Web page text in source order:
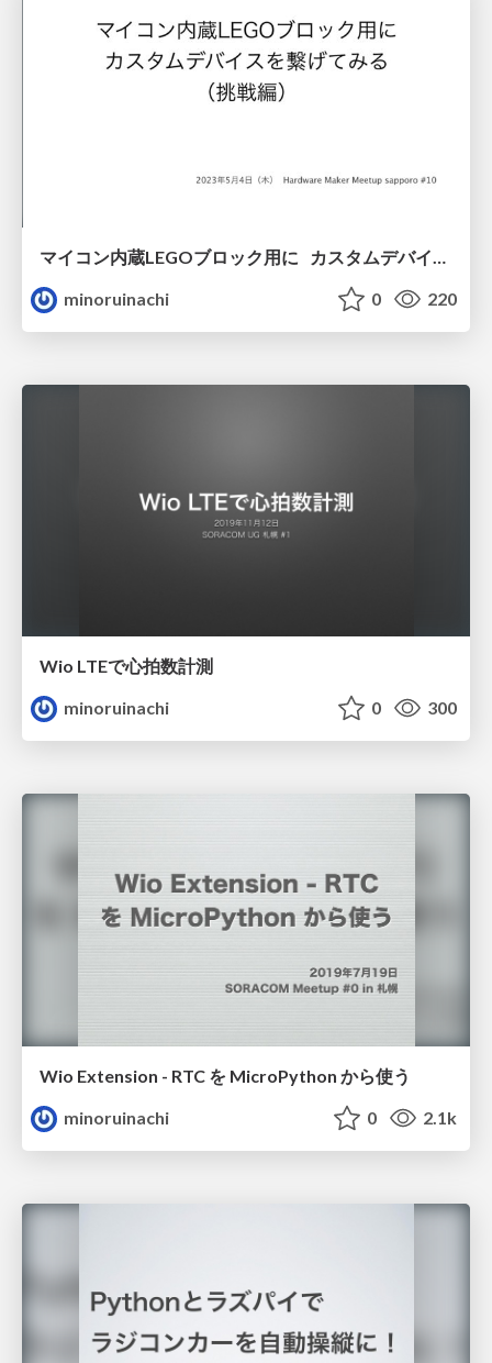
マイコン内蔵LEGOブロック用に カスタムデバイスを繋げてみる （挑戦編）
minoruinachi
0 220
Wio LTEで心拍数計測
minoruinachi
0 300
Wio Extension - RTC を MicroPython から使う
minoruinachi
0 2.1k